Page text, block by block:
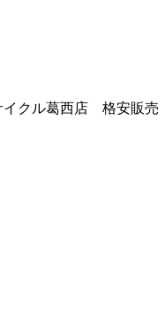
イクル葛西店 格安販売